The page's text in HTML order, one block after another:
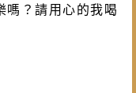
嗎？請用心的我喝